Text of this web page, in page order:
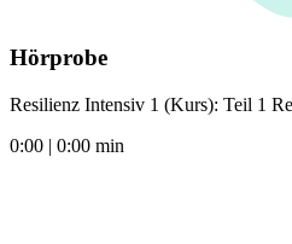
Hörprobe
Resilienz Intensiv 1 (Kurs): Teil 1
0:00 | 0:00 min